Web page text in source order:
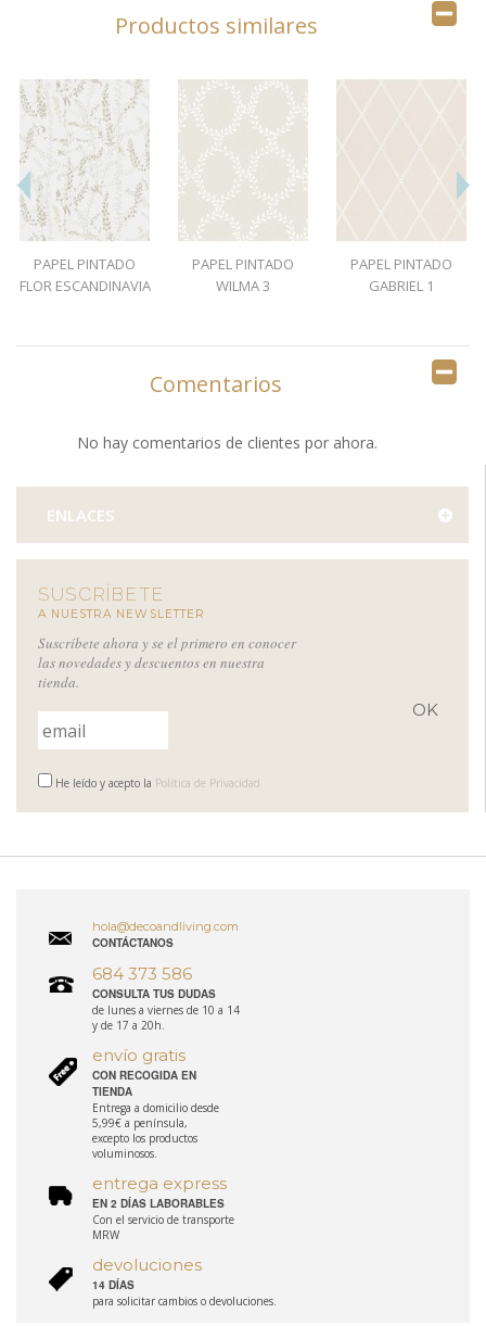
Productos similares
PAPEL PINTADO
FLOR ESCANDINAVIA
PAPEL PINTADO
WILMA 3
PAPEL PINTADO
GABRIEL 1
Comentarios
No hay comentarios de clientes por ahora.
ENLACES
SUSCRÍBETE
A NUESTRA NEWSLETTER
Suscríbete ahora y se el primero en conocer
las novedades y descuentos en nuestra
tienda.
He leído y acepto la Política de Privacidad
hola@decoandliving.com
CONTÁCTANOS
684 373 586
CONSULTA TUS DUDAS
de lunes a viernes de 10 a 14
y de 17 a 20h.
envío gratis
CON RECOGIDA EN
TIENDA
Entrega a domicilio desde
5,99€ a península,
excepto los productos
voluminosos.
entrega express
EN 2 DÍAS LABORABLES
Con el servicio de transporte
MRW
devoluciones
14 DÍAS
para solicitar cambios o devoluciones.